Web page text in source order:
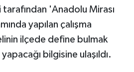
tarafından 'Anadolu Mirası
yapılan çalışma
ilçede define bulmak
bilgisine ulaşıldı.